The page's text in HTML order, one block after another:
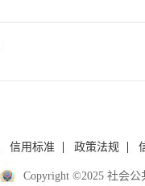
信用标准 政策法规
Copyright ©2025 社会